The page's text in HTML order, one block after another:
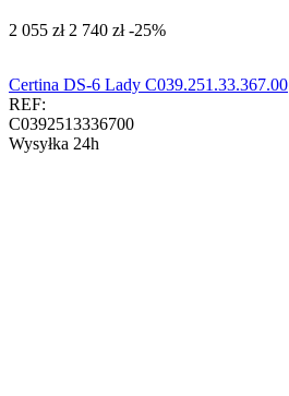
‍2 055‍ zł ‍2 740‍ zł -25%
Certina DS-6 Lady C039.251.33.367.00
REF:
C0392513336700
Wysyłka 24h